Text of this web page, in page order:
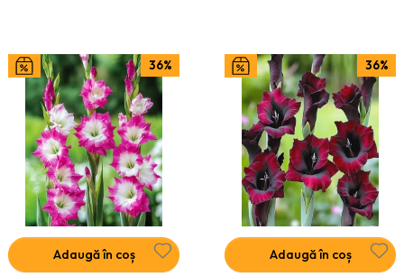
36%
Adaugă în coș
36%
Adaugă în coș